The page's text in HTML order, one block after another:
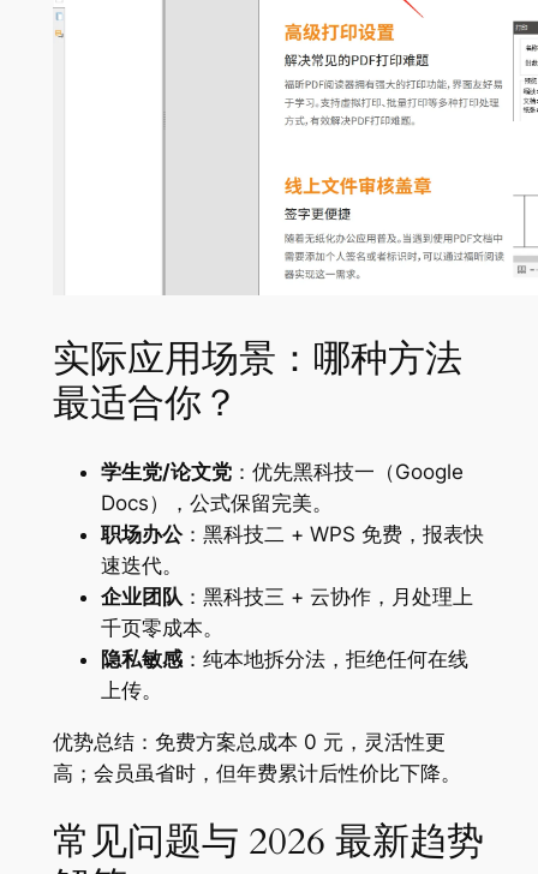
实际应用场景：哪种方法
最适合你？
学生党/论文党：优先黑科技一（Google
Docs），公式保留完美。
职场办公：黑科技二 + WPS 免费，报表快
速迭代。
企业团队：黑科技三 + 云协作，月处理上
千页零成本。
隐私敏感：纯本地拆分法，拒绝任何在线
上传。
优势总结：免费方案总成本 0 元，灵活性更
高；会员虽省时，但年费累计后性价比下降。
常见问题与 2026 最新趋势